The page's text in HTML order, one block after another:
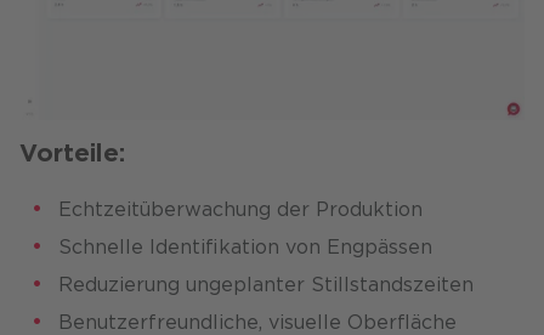
Vorteile:
Echtzeitüberwachung der Produktion​
Schnelle Identifikation von Engpässen​
Reduzierung ungeplanter Stillstandszeiten​
Benutzerfreundliche, visuelle Oberfläche​